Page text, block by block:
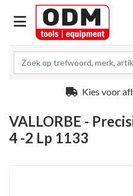
Kies voor
VALLORBE -
4 -2 Lp 1133